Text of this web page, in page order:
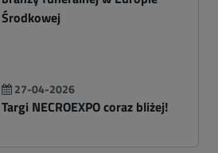
Środkowej
27-04-2026
Targi NECROEXPO coraz bliżej!